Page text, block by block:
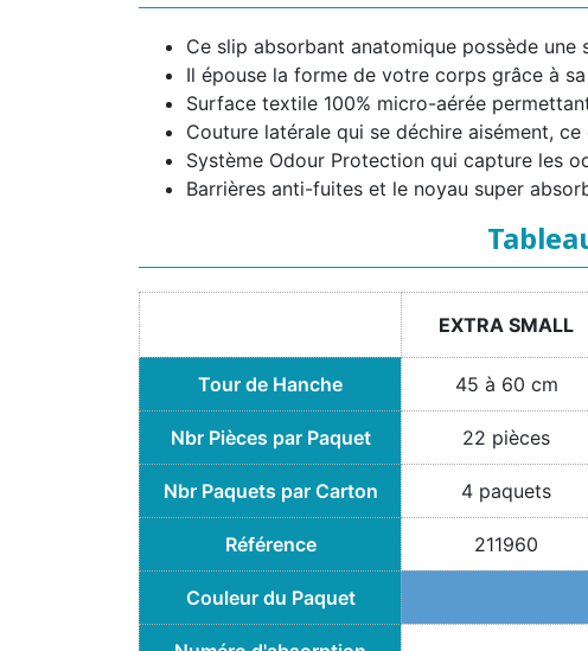
Ce slip absorbant anatomique possède
Il épouse la forme de votre corps grâce à
Surface textile 100% micro-aérée
Couture latérale qui se déchire aisément,
Système Odour Protection qui capture les
Barrières anti-fuites et le noyau super
EXTRA SMALL
Tour de Hanche 45 à 60 cm
Nbr Pièces par Paquet 22 pièces
Nbr Paquets par Carton 4 paquets
Référence 211960
Couleur du Paquet